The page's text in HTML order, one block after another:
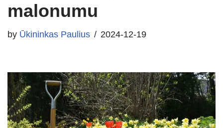
malonumu
by Ūkininkas Paulius 2024-12-19